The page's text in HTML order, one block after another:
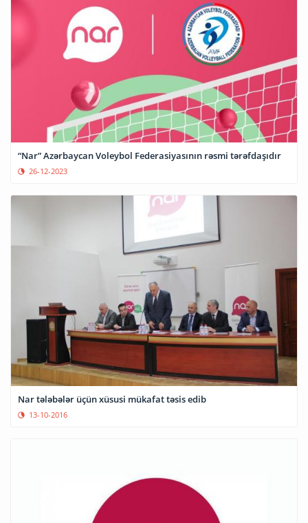
“Nar” Azərbaycan Voleybol Federasiyasının rəsmi tərəfdaşıdır
26-12-2023
Nar tələbələr üçün xüsusi mükafat təsis edib
13-10-2016